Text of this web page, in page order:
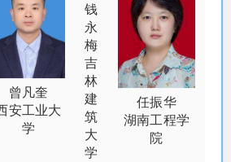
曾凡奎
安工业大
学
钱
永
梅
吉
林
建
筑
大
学
任振华
湖南工程学
院